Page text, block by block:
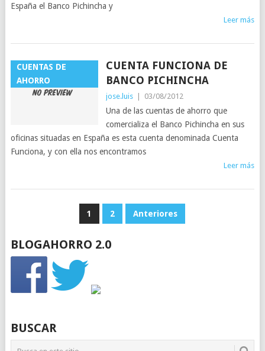
España el Banco Pichincha y
Leer más
CUENTAS DE
AHORRO
CUENTA FUNCIONA DE
BANCO PICHINCHA
jose.luis 03/08/2012
Una de las cuentas de ahorro que
comercializa el Banco Pichincha en sus
oficinas situadas en España es esta cuenta denominada Cuenta
Funciona, y con ella nos encontramos
Leer más
PAGINACIÓN
ENTRADAS
1 2 Anteriores
BLOGAHORRO 2.0
BUSCAR